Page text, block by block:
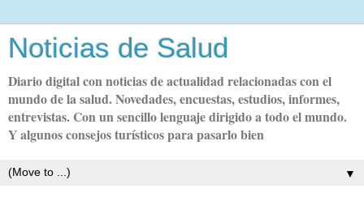
Noticias de Salud
Diario digital con noticias de actualidad relacionadas con el
mundo de la salud. Novedades, encuestas, estudios, informes,
entrevistas. Con un sencillo lenguaje dirigido a todo el mundo.
Y algunos consejos turísticos para pasarlo bien
▼